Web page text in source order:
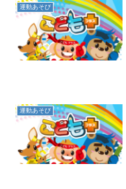
運動あそび
運動あそび